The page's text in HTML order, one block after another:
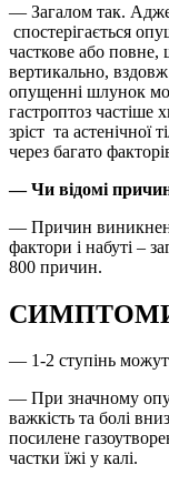
— Загалом так. Адже
спостерігається
часткове або
вертикально,
опущенні шлунок
гастроптоз частіше
зріст та
через багато
— Чи відомі
— Причин
фактори і набуті –
800 причин.
— 1-2 ступінь
— При значному
важкість та болі
посилене
частки їжі у калі.